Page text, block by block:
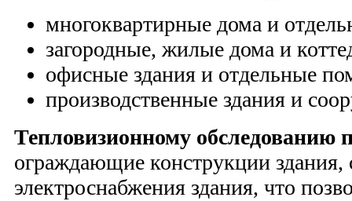
многоквартирные дома и
загородные, жилые дома и
офисные здания и отдельные
производственные здания и
Тепловизионному обследованию
ограждающие конструкции здания,
электроснабжения здания, что